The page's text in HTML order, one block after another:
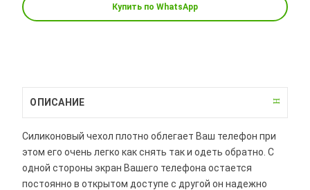
Купить по WhatsApp
ОПИСАНИЕ
Силиконовый чехол плотно облегает Ваш телефон при
этом его очень легко как снять так и одеть обратно. С
одной стороны экран Вашего телефона остается
постоянно в открытом доступе с другой он надежно